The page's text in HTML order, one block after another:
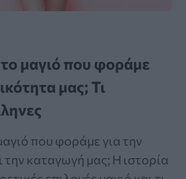
μαγιό που φοράμε
μας; Τι
που φοράμε για την
καταγωγή μας; Η ιστορία